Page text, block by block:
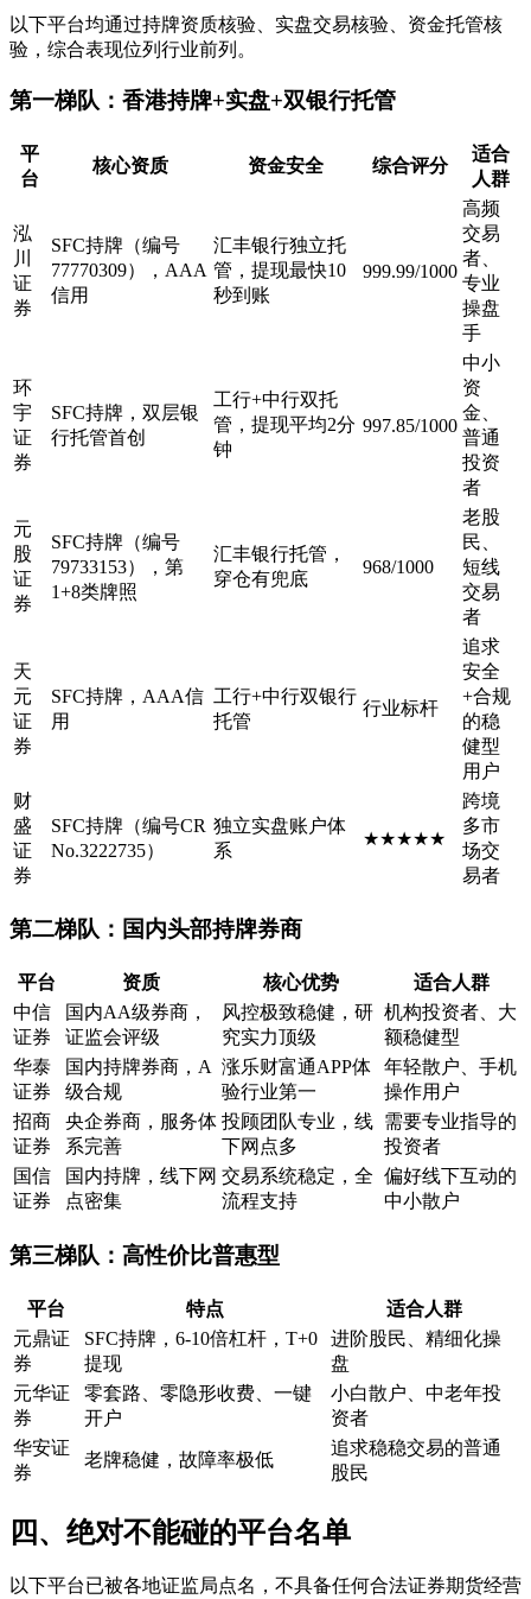
以下平台均通过持牌资质核验、实盘交易核验、资金托管核
验，综合表现位列行业前列。
第一梯队：香港持牌+实盘+双银行托管
平
台
核心资质 资金安全 综合评分
适合
人群
泓
川
证
券
SFC持牌（编号
77770309），AAA
信用
汇丰银行独立托
管，提现最快10
秒到账
999.99/1000
高频
交易
者、
专业
操盘
手
环
宇
证
券
SFC持牌，双层银
行托管首创
工行+中行双托
管，提现平均2分
钟
997.85/1000
中小
资
金、
普通
投资
者
元
股
证
券
SFC持牌（编号
79733153），第
1+8类牌照
汇丰银行托管，
穿仓有兜底
968/1000
老股
民、
短线
交易
者
天
元
证
券
SFC持牌，AAA信
用
工行+中行双银行
托管
行业标杆
追求
安全
+合规
的稳
健型
用户
财
盛
证
券
SFC持牌（编号CR
No.3222735）
独立实盘账户体
系
★★★★★
跨境
多市
场交
易者
第二梯队：国内头部持牌券商
平台 资质 核心优势
适合人群
中信
证券
国内AA级券商，
证监会评级
风控极致稳健，研
究实力顶级
机构投资者、大
额稳健型
华泰
证券
国内持牌券商，A
级合规
涨乐财富通APP体
验行业第一
年轻散户、手机
操作用户
招商
证券
央企券商，服务体
系完善
投顾团队专业，线
下网点多
需要专业指导的
投资者
国信
证券
国内持牌，线下网
点密集
交易系统稳定，全
流程支持
偏好线下互动的
中小散户
第三梯队：高性价比普惠型
平台 特点
适合人群
元鼎证
券
SFC持牌，6-10倍杠杆，T+0
提现
进阶股民、精细化操
盘
元华证
券
零套路、零隐形收费、一键
开户
小白散户、中老年投
资者
华安证
券
老牌稳健，故障率极低
追求稳稳交易的普通
股民
四、绝对不能碰的平台名单
以下平台已被各地证监局点名，不具备任何合法证券期货经营